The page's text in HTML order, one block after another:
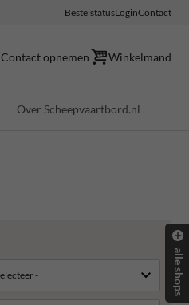
BestelstatusLoginContact
Contact opnemen Winkelmand
Over Scheepvaartbord.nl
alle shops